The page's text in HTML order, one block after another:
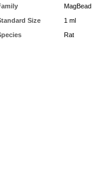
MagBead
Size
1 ml
Rat